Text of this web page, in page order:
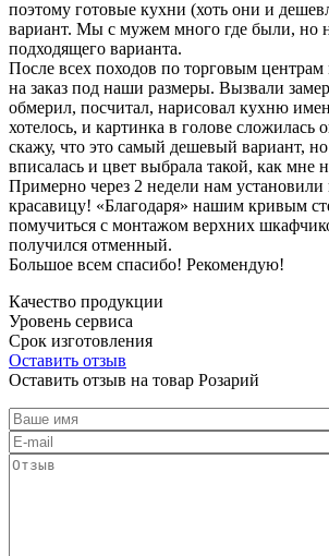
поэтому готовые кухни (хоть они и
вариант. Мы с мужем много где были, но
подходящего варианта.
После всех походов по торговым
на заказ под наши размеры. Вызвали
обмерил, посчитал, нарисовал кухню
хотелось, и картинка в голове сложилась
скажу, что это самый дешевый вариант,
вписалась и цвет выбрала такой, как мне
Примерно через 2 недели нам
красавицу! «Благодаря» нашим кривым
помучиться с монтажом верхних
получился отменный.
Большое всем спасибо! Рекомендую!
Качество продукции
Уровень сервиса
Срок изготовления
Оставить отзыв
Оставить отзыв на товар Розарий